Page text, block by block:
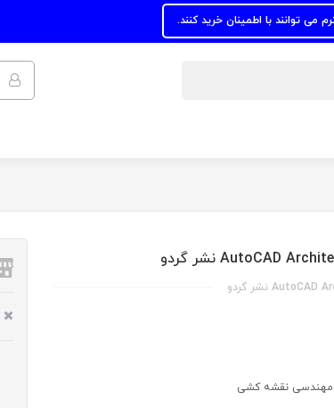
با اطمینان خرید کنند.
مهندسی نقشه کشی